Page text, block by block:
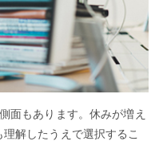
面もあります。休みが増え
解したうえで選択するこ